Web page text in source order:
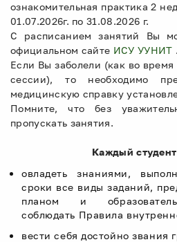
ознакомительная практика 2
01.07.2026г. по 31.08.2026 г.
С расписанием занятий Вы
официальном сайте ИСУ УУНИТ .
Если Вы заболели (как во
сессии), то необходимо
медицинскую справку
Помните, что без
пропускать занятия.
Каждый
овладеть знаниями,
сроки все виды заданий,
планом и
соблюдать Правила
вести себя достойно звания